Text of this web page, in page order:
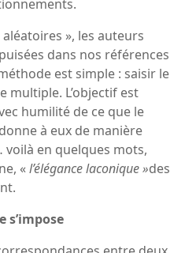
», les auteurs
dans nos références
est simple : saisir le
multiple. L’objectif est
humilité de ce que le
à eux de manière
en quelques mots,
«l’élégance laconique »des
s’impose